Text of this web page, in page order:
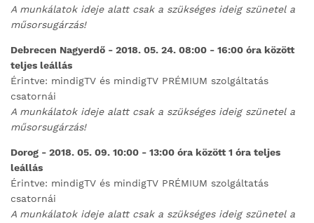
A munkálatok ideje alatt csak a szükséges ideig szünetel a
műsorsugárzás!
Debrecen Nagyerdő - 2018. 05. 24. 08:00 - 16:00 óra között
teljes leállás
Érintve: mindigTV és mindigTV PRÉMIUM szolgáltatás
csatornái
A munkálatok ideje alatt csak a szükséges ideig szünetel a
műsorsugárzás!
Dorog - 2018. 05. 09. 10:00 - 13:00 óra között 1 óra teljes
leállás
Érintve: mindigTV és mindigTV PRÉMIUM szolgáltatás
csatornái
A munkálatok ideje alatt csak a szükséges ideig szünetel a